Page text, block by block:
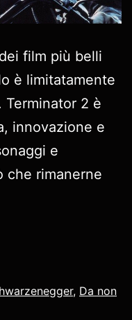
film più belli
è limitatamente
2 è
innovazione e
e
che rimanerne
, Da non